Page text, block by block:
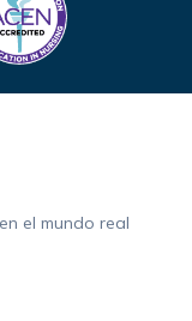
el mundo real